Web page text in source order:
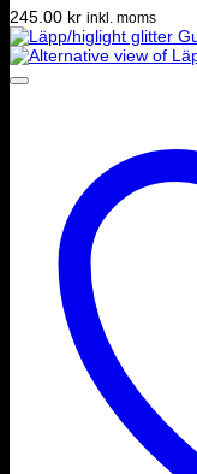
245.00 kr inkl. moms